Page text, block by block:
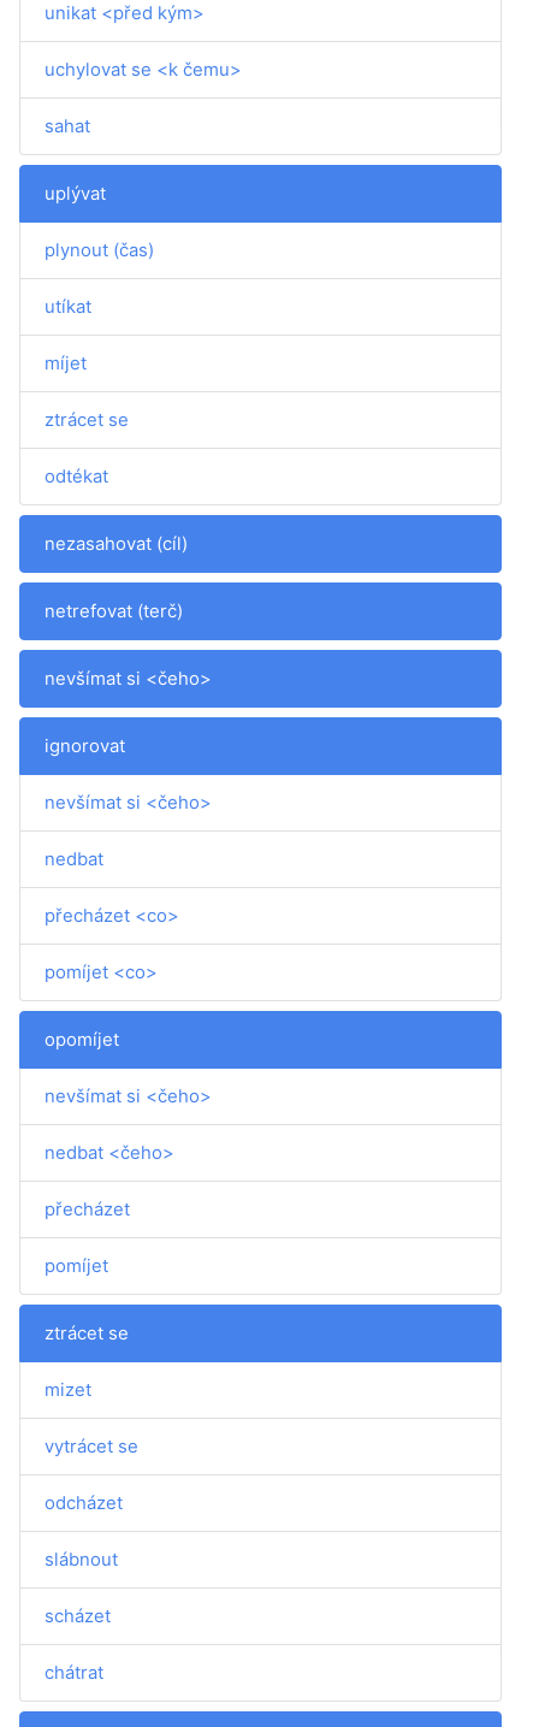
unikat <před kým>
uchylovat se <k čemu>
sahat
uplývat
plynout (čas)
utíkat
míjet
ztrácet se
odtékat
nezasahovat (cíl)
netrefovat (terč)
nevšímat si <čeho>
ignorovat
nevšímat si <čeho>
nedbat
přecházet <co>
pomíjet <co>
opomíjet
nevšímat si <čeho>
nedbat <čeho>
přecházet
pomíjet
ztrácet se
mizet
vytrácet se
odcházet
slábnout
scházet
chátrat